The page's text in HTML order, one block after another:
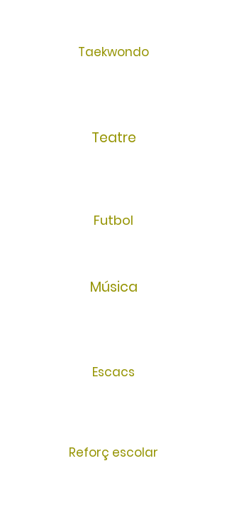
Taekwondo
Teatre
Futbol
Música
Escacs
Reforç escolar